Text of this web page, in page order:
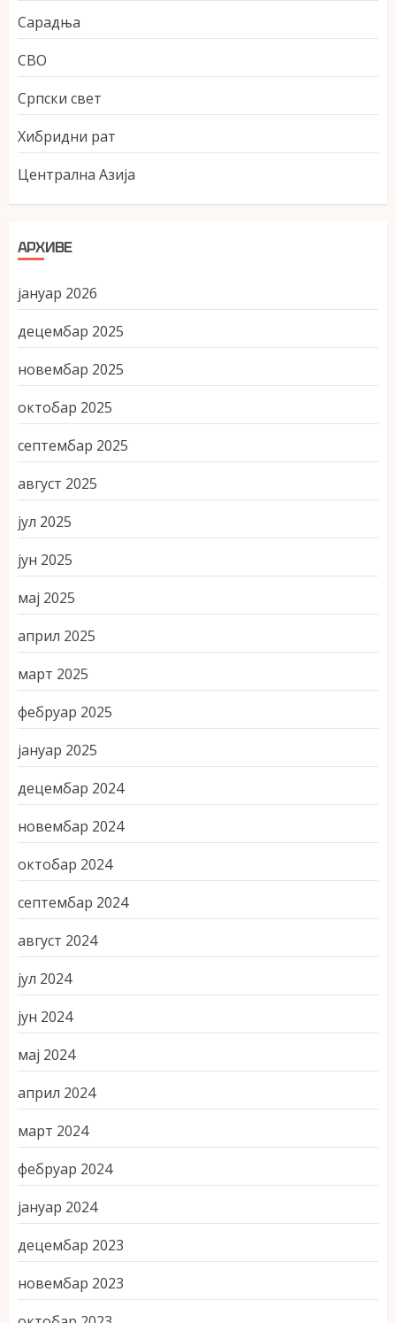
Сарадња
СВО
Српски свет
Хибридни рат
Централна Азија
АРХИВЕ
јануар 2026
децембар 2025
новембар 2025
октобар 2025
септембар 2025
август 2025
јул 2025
јун 2025
мај 2025
април 2025
март 2025
фебруар 2025
јануар 2025
децембар 2024
новембар 2024
октобар 2024
септембар 2024
август 2024
јул 2024
јун 2024
мај 2024
април 2024
март 2024
фебруар 2024
јануар 2024
децембар 2023
новембар 2023